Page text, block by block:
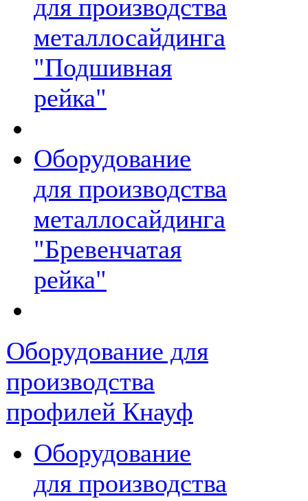
для производства
металлосайдинга
"Подшивная
рейка"
Оборудование
для производства
металлосайдинга
"Бревенчатая
рейка"
Оборудование для
производства
профилей Кнауф
Оборудование
для производства